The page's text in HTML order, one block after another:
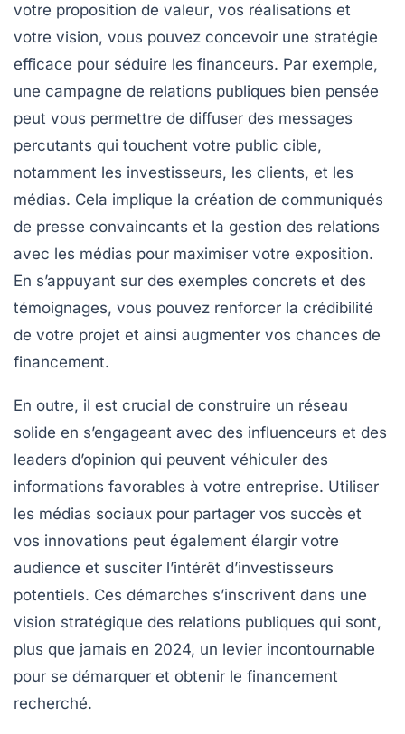
votre proposition de valeur, vos réalisations et
votre vision, vous pouvez concevoir une stratégie
efficace pour séduire les financeurs. Par exemple,
une campagne de relations publiques bien pensée
peut vous permettre de diffuser des messages
percutants qui touchent votre public cible,
notamment les investisseurs, les clients, et les
médias. Cela implique la création de communiqués
de presse convaincants et la gestion des relations
avec les médias pour maximiser votre exposition.
En s’appuyant sur des exemples concrets et des
témoignages, vous pouvez renforcer la crédibilité
de votre projet et ainsi augmenter vos chances de
financement.
En outre, il est crucial de construire un réseau
solide en s’engageant avec des influenceurs et des
leaders d’opinion qui peuvent véhiculer des
informations favorables à votre entreprise. Utiliser
les médias sociaux pour partager vos succès et
vos innovations peut également élargir votre
audience et susciter l’intérêt d’investisseurs
potentiels. Ces démarches s’inscrivent dans une
vision stratégique des relations publiques qui sont,
plus que jamais en 2024, un levier incontournable
pour se démarquer et obtenir le financement
recherché.